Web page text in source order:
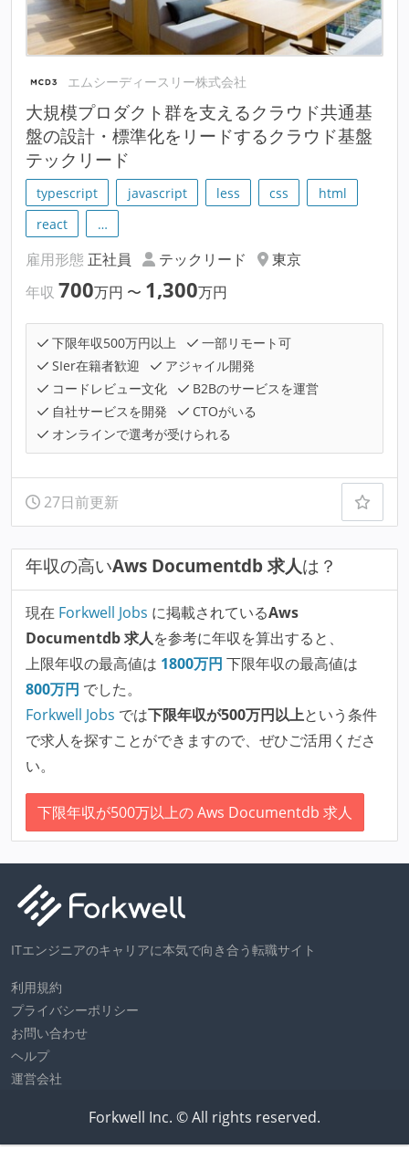
エムシーディースリー株式会社
大規模プロダクト群を支えるクラウド共通基
盤の設計・標準化をリードするクラウド基盤
テックリード
typescript javascript less css
html
react
…
雇用形態 正社員 テックリード
東京
年収 700万円 〜 1,300万円
下限年収500万円以上
一部リモート可
SIer在籍者歓迎
アジャイル開発
コードレビュー文化
B2Bのサービスを運営
自社サービスを開発
CTOがいる
オンラインで選考が受けられる
27日前更新
年収の高いAws Documentdb 求人は？
現在 Forkwell Jobs に掲載されているAws
Documentdb 求人を参考に年収を算出すると、
上限年収の最高値は 1800万円 下限年収の最高値は
800万円 でした。
Forkwell Jobs では下限年収が500万円以上という条件
で求人を探すことができますので、ぜひご活用くださ
い。
下限年収が500万以上の Aws Documentdb 求人
ITエンジニアのキャリアに本気で向き合う転職サイト
利用規約
プライバシーポリシー
お問い合わせ
ヘルプ
運営会社
Forkwell Inc. © All rights reserved.